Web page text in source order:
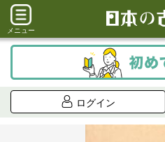
メニュー
ログイン